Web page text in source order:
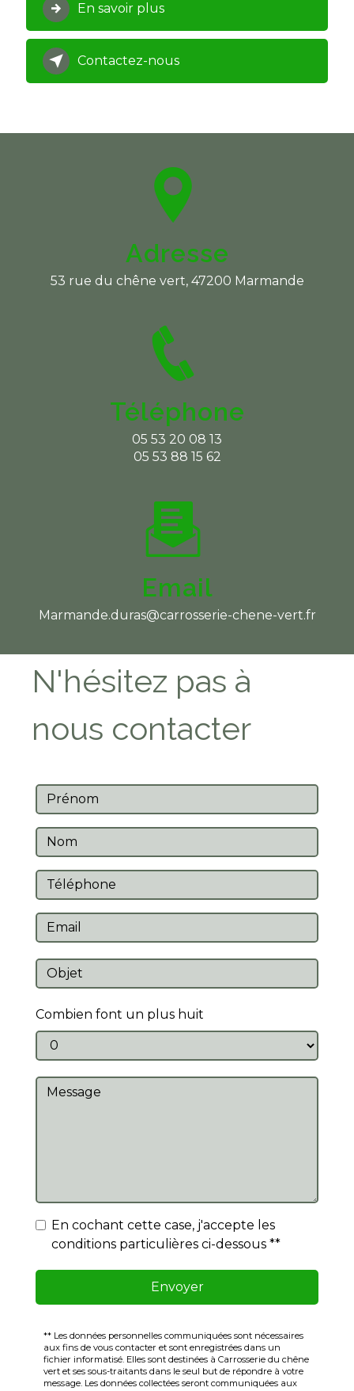
En savoir plus
Contactez-nous
Adresse
53 rue du chêne vert, 47200 Marmande
Téléphone
05 53 20 08 13
05 53 88 15 62
Email
marmande.duras@carrosserie-chene-vert.fr
N'hésitez pas à
nous contacter
Combien font un plus huit
En cochant cette case, j'accepte les
conditions particulières ci-dessous **
Envoyer
** Les données personnelles communiquées sont nécessaires
aux fins de vous contacter et sont enregistrées dans un
fichier informatisé. Elles sont destinées à Carrosserie du chêne
vert et ses sous-traitants dans le seul but de répondre à votre
message. Les données collectées seront communiquées aux